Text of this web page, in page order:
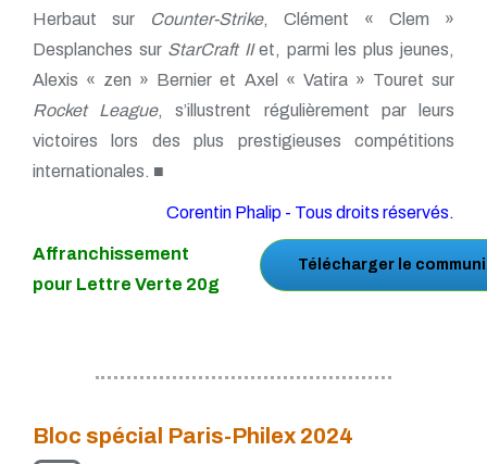
Herbaut sur
Counter-Strike, Clément « Clem »
Desplanches sur StarCraft IIet, parmi les plus jeunes,
Alexis « zen » Bernier et Axel « Vatira » Touret sur
Rocket League, s’illustrent régulièrement par leurs
victoires lors des plus prestigieuses compétitions
internationales. ■
Corentin Phalip - Tous droits réservés.
Affranchissement
pour Lettre Verte 20g
Télécharger le
Bloc spécial Paris-Philex 2024